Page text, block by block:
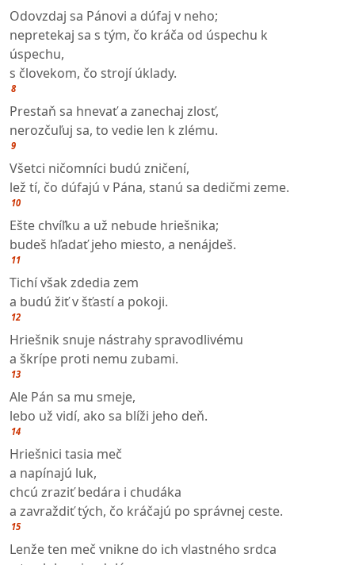
Odovzdaj sa Pánovi a dúfaj v neho;
nepretekaj sa s tým, čo kráča od úspechu k
úspechu,
s človekom, čo strojí úklady.
8
Prestaň sa hnevať a zanechaj zlosť,
nerozčuľuj sa, to vedie len k zlému.
9
Všetci ničomníci budú zničení,
lež tí, čo dúfajú v Pána, stanú sa dedičmi zeme.
10
Ešte chvíľku a už nebude hriešnika;
budeš hľadať jeho miesto, a nenájdeš.
11
Tichí však zdedia zem
a budú žiť v šťastí a pokoji.
12
Hriešnik snuje nástrahy spravodlivému
a škrípe proti nemu zubami.
13
Ale Pán sa mu smeje,
lebo už vidí, ako sa blíži jeho deň.
14
Hriešnici tasia meč
a napínajú luk,
chcú zraziť bedára i chudáka
a zavraždiť tých, čo kráčajú po správnej ceste.
15
Lenže ten meč vnikne do ich vlastného srdca